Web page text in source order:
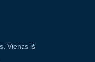
Vienas iš